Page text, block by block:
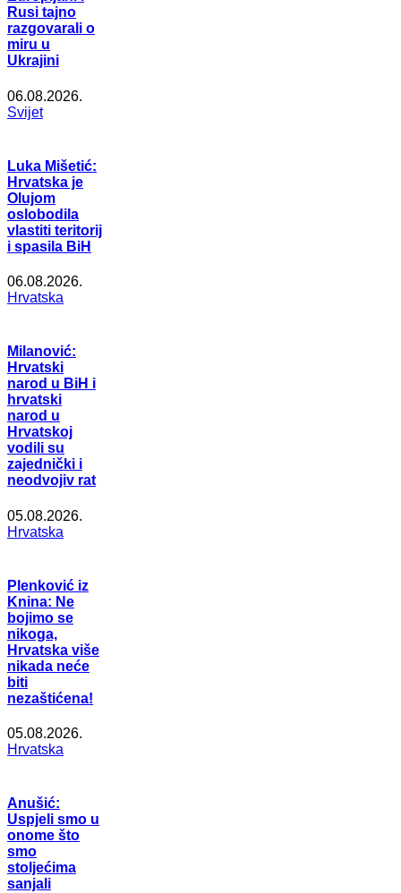
Rusi tajno
razgovarali o
miru u
Ukrajini
06.08.2026.
Svijet
Luka Mišetić:
Hrvatska je
Olujom
oslobodila
vlastiti teritorij
i spasila BiH
06.08.2026.
Hrvatska
Milanović:
Hrvatski
narod u BiH i
hrvatski
narod u
Hrvatskoj
vodili su
zajednički i
neodvojiv rat
05.08.2026.
Hrvatska
Plenković iz
Knina: Ne
bojimo se
nikoga,
Hrvatska više
nikada neće
biti
nezaštićena!
05.08.2026.
Hrvatska
Anušić:
Uspjeli smo u
onome što
smo
stoljećima
sanjali